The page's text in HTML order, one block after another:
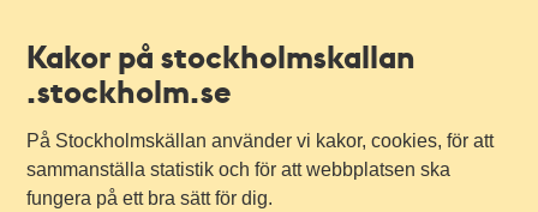
Kakor på stockholmskallan
.stockholm.se
På Stockholmskällan använder vi kakor, cookies, för att
sammanställa statistik och för att webbplatsen ska
fungera på ett bra sätt för dig.